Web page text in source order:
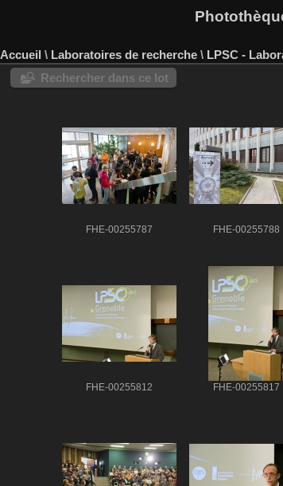
Accueil \ Laboratoires de recherche \ LPSC -
Rechercher dans ce lot
FHE-00255787 FHE-00255788
FHE-00255812 FHE-00255817